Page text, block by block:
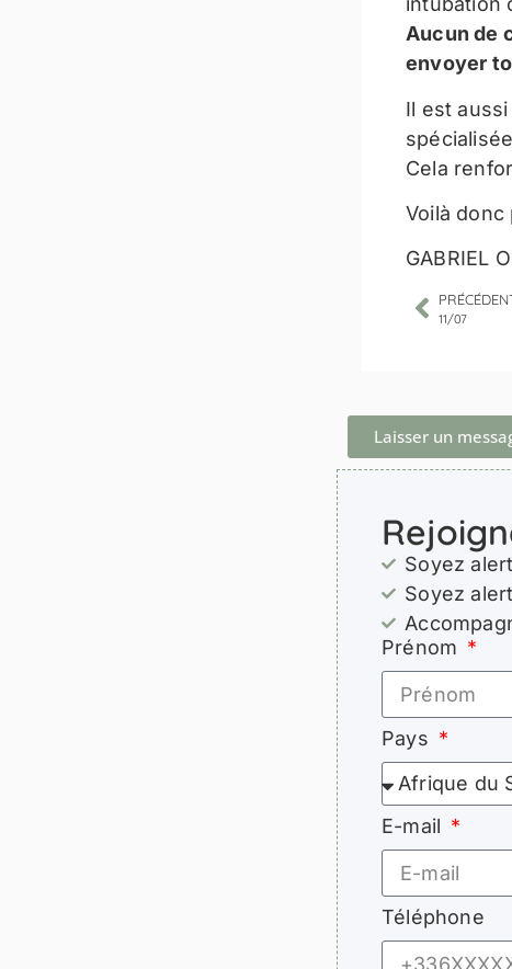
Aucun de
envoyer
Il est
Cela
Voilà
GABRIEL
11/07
Laisser un
Soyez
Soyez
Prénom
Pays
E-mail
Téléphone